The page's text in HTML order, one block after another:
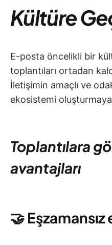
Kültüre
E-posta öncelikli bir
toplantıları ortadan
İletişimin amaçlı ve
ekosistemi oluşturmaya
Toplantılara
avantajları
🤝